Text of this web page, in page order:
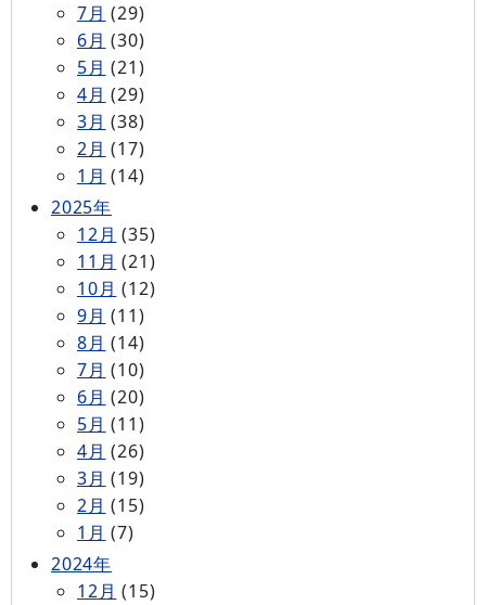
7月 (29)
6月 (30)
5月 (21)
4月 (29)
3月 (38)
2月 (17)
1月 (14)
2025年
12月 (35)
11月 (21)
10月 (12)
9月 (11)
8月 (14)
7月 (10)
6月 (20)
5月 (11)
4月 (26)
3月 (19)
2月 (15)
1月 (7)
2024年
12月 (15)